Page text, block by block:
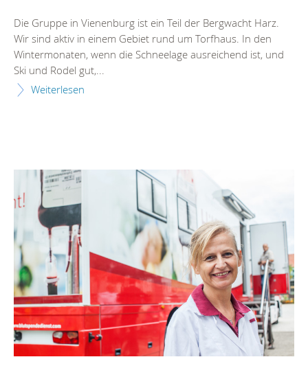
Die Gruppe in Vienenburg ist ein Teil der Bergwacht Harz.
Wir sind aktiv in einem Gebiet rund um Torfhaus. In den
Wintermonaten, wenn die Schneelage ausreichend ist, und
Ski und Rodel gut,...
Weiterlesen